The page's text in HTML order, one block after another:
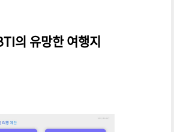
의 유망한 여행지